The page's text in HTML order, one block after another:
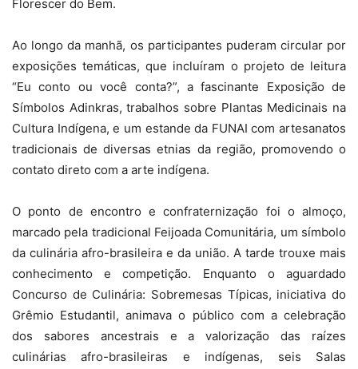
Florescer do Bem.
Ao longo da manhã, os participantes puderam circular por
exposições temáticas, que incluíram o projeto de leitura
“Eu conto ou você conta?”, a fascinante Exposição de
Símbolos Adinkras, trabalhos sobre Plantas Medicinais na
Cultura Indígena, e um estande da FUNAI com artesanatos
tradicionais de diversas etnias da região, promovendo o
contato direto com a arte indígena.
O ponto de encontro e confraternização foi o almoço,
marcado pela tradicional Feijoada Comunitária, um símbolo
da culinária afro-brasileira e da união. A tarde trouxe mais
conhecimento e competição. Enquanto o aguardado
Concurso de Culinária: Sobremesas Típicas, iniciativa do
Grêmio Estudantil, animava o público com a celebração
dos sabores ancestrais e a valorização das raízes
culinárias afro-brasileiras e indígenas, seis Salas